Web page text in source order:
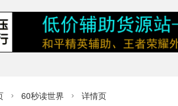
 60秒读世界  详情页